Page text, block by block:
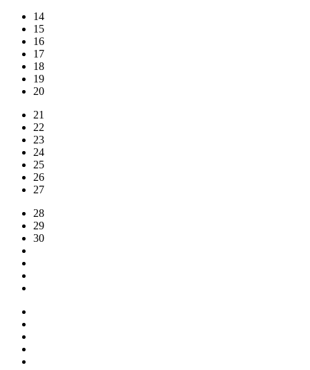
14
15
16
17
18
19
20
21
22
23
24
25
26
27
28
29
30